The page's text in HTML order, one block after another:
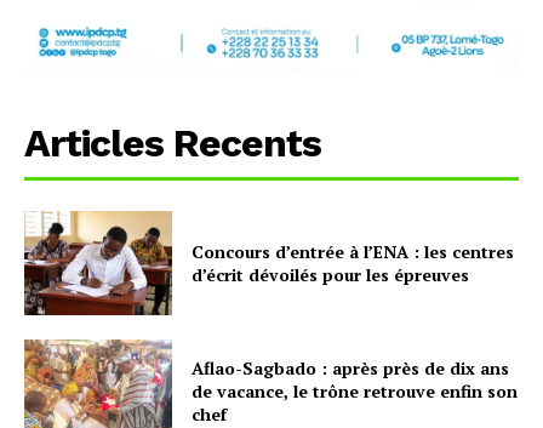
Articles Recents
Concours d’entrée à l’ENA : les centres
d’écrit dévoilés pour les épreuves
Aflao-Sagbado : après près de dix ans
de vacance, le trône retrouve enfin son
chef